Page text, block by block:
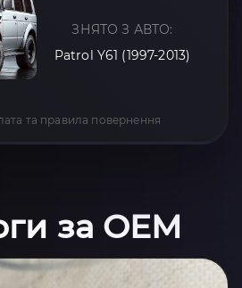
ЗНЯТО З АВТО:
Patrol Y61 (1997-2013)
та правила повернення
за OEM